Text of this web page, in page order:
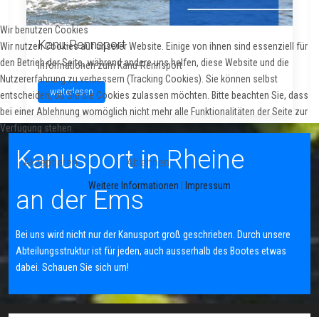
Kanu-Rennsport
Informationen zum Kanu-Rennsport
weiterlesen
Kanusport in Rheine
an der Ems
Bei uns wird nicht nur der Kanusport groß geschrieben. Durch unsere
Abteilungsstruktur ist für jeden, auch ausserhalb des Bootes etwas
dabei. Schauen Sie sich um!
Wir benutzen Cookies
Wir nutzen Cookies auf unserer Website. Einige von ihnen sind essenziell für
den Betrieb der Seite, während andere uns helfen, diese Website und die
Nutzererfahrung zu verbessern (Tracking Cookies). Sie können selbst
entscheiden, ob Sie die Cookies zulassen möchten. Bitte beachten Sie, dass
bei einer Ablehnung womöglich nicht mehr alle Funktionalitäten der Seite zur
Verfügung stehen.
Akzeptieren Ablehnen
Weitere Informationen Impressum